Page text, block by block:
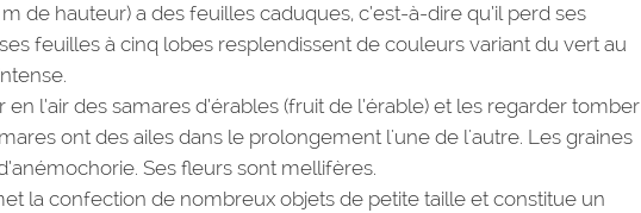
de hauteur) a des feuilles caduques, c’est-à-dire qu’il perd ses
feuilles à cinq lobes resplendissent de couleurs variant du vert au
l’air des samares d’érables (fruit de l’érable) et les regarder tomber
ont des ailes dans le prolongement l'une de l'autre. Les graines
Ses fleurs sont mellifères.
la confection de nombreux objets de petite taille et constitue un